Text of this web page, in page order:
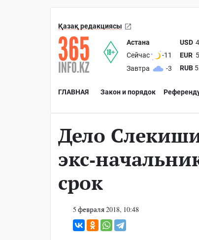
Қазақ редакциясы
Астана
Сейчас
-11
Завтра
-3
USD
EUR
RUB
ГЛАВНАЯ Закон и порядок
Дело
экс-
срок
5 февраля 2018, 10:48